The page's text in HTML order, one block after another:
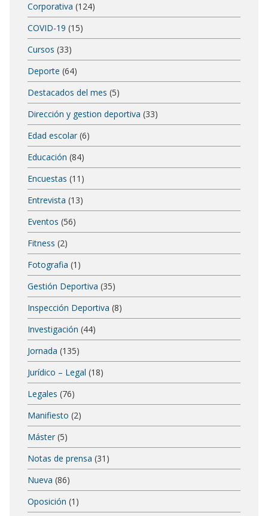
Corporativa (124)
COVID-19 (15)
Cursos (33)
Deporte (64)
Destacados del mes (5)
Dirección y gestion deportiva (33)
Edad escolar (6)
Educación (84)
Encuestas (11)
Entrevista (13)
Eventos (56)
Fitness (2)
Fotografia (1)
Gestión Deportiva (35)
Inspección Deportiva (8)
Investigación (44)
Jornada (135)
Jurídico – Legal (18)
Legales (76)
Manifiesto (2)
Máster (5)
Notas de prensa (31)
Nueva (86)
Oposición (1)